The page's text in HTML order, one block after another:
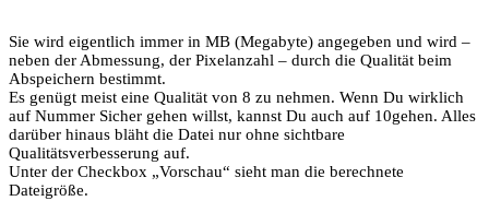
Sie wird eigentlich immer in MB (Megabyte) angegeben und wird –
neben der Abmessung, der Pixelanzahl – durch die Qualität beim
Abspeichern bestimmt.
Es genügt meist eine Qualität von 8 zu nehmen. Wenn Du wirklich
auf Nummer Sicher gehen willst, kannst Du auch auf 10gehen. Alles
darüber hinaus bläht die Datei nur ohne sichtbare
Qualitätsverbesserung auf.
Unter der Checkbox „Vorschau“ sieht man die berechnete
Dateigröße.